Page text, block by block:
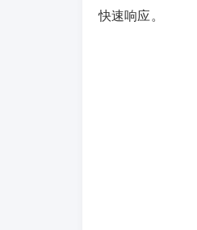
快速响应。